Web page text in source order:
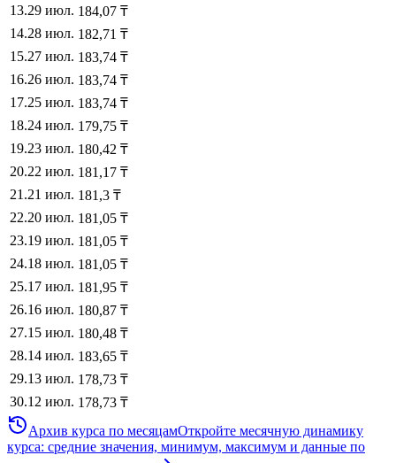
13.29 июл. 184,07 ₸
14.28 июл. 182,71 ₸
15.27 июл. 183,74 ₸
16.26 июл. 183,74 ₸
17.25 июл. 183,74 ₸
18.24 июл. 179,75 ₸
19.23 июл. 180,42 ₸
20.22 июл. 181,17 ₸
21 .21 июл. 181,3 ₸
22.20 июл. 181,05 ₸
23.19 июл. 181,05 ₸
24.18 июл. 181,05 ₸
25.17 июл. 181,95 ₸
26.16 июл. 180,87 ₸
27.15 июл. 180,48 ₸
28.14 июл. 183,65 ₸
29.13 июл. 178,73 ₸
30.12 июл. 178,73 ₸
Архив курса по месяцамОткройте месячную динамику
курса: средние значения, минимум, максимум и данные по